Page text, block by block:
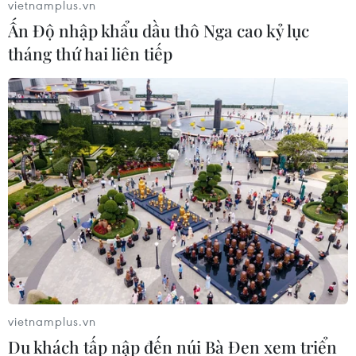
Giá vàng trong nước đi xuống, giao
dịch quanh mức 143,5 triệu đồng
10/08/2026 02:44
Giá vàng ngày 10/8: Bảng giá tại các
công ty vàng bạc đá quý
10/08/2026 02:06
Giá dầu tiếp tục leo thang khi rủi ro
gián đoạn nguồn cung gia tăng
10/08/2026 02:03
vietnamplus.vn
Ấn Độ nhập khẩu dầu thô Nga cao kỷ lục
tháng thứ hai liên tiếp
vietnamplus.vn
Du khách tấp nập đến núi Bà Đen xem triển